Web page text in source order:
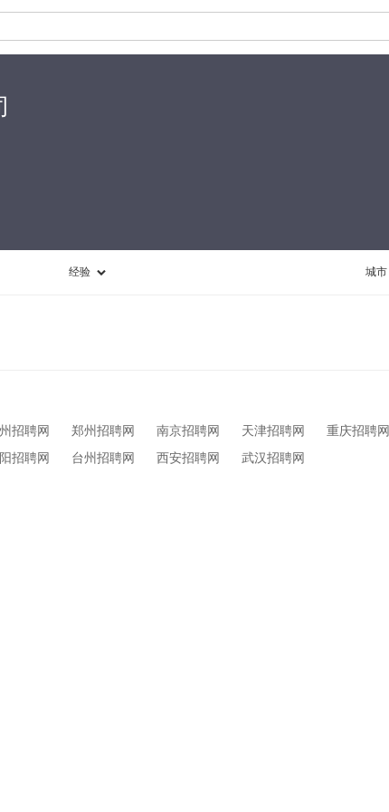
经验 城市
招聘网 郑州招聘网 南京招聘网 天津招聘网 重庆招聘网
招聘网 台州招聘网 西安招聘网 武汉招聘网